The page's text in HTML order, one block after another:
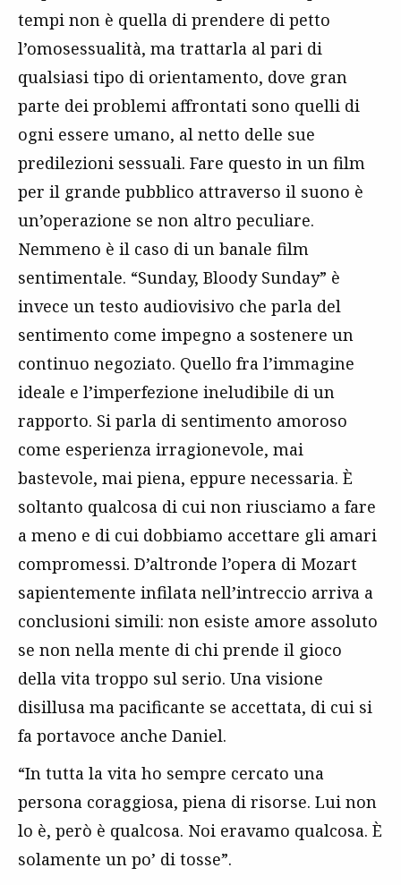
tempi non è quella di prendere di petto
l’omosessualità, ma trattarla al pari di
qualsiasi tipo di orientamento, dove gran
parte dei problemi affrontati sono quelli di
ogni essere umano, al netto delle sue
predilezioni sessuali. Fare questo in un film
per il grande pubblico attraverso il suono è
un’operazione se non altro peculiare.
Nemmeno è il caso di un banale film
sentimentale. “Sunday, Bloody Sunday” è
invece un testo audiovisivo che parla del
sentimento come impegno a sostenere un
continuo negoziato. Quello fra l’immagine
ideale e l’imperfezione ineludibile di un
rapporto. Si parla di sentimento amoroso
come esperienza irragionevole, mai
bastevole, mai piena, eppure necessaria. È
soltanto qualcosa di cui non riusciamo a fare
a meno e di cui dobbiamo accettare gli amari
compromessi. D’altronde l’opera di Mozart
sapientemente infilata nell’intreccio arriva a
conclusioni simili: non esiste amore assoluto
se non nella mente di chi prende il gioco
della vita troppo sul serio. Una visione
disillusa ma pacificante se accettata, di cui si
fa portavoce anche Daniel.
“In tutta la vita ho sempre cercato una
persona coraggiosa, piena di risorse. Lui non
lo è, però è qualcosa. Noi eravamo qualcosa. È
solamente un po’ di tosse”.